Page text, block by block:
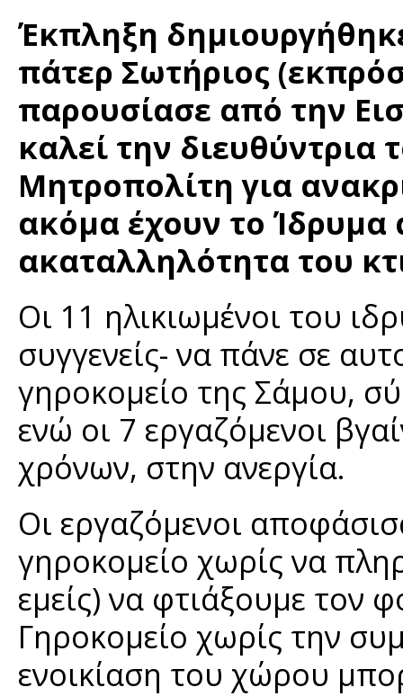
Έκπληξη
πάτερ Σωτήριος
παρουσίασε από την
καλεί την διευθύντρια
Μητροπολίτη για
ακόμα έχουν το Ίδρυμα
ακαταλληλότητα του
Οι 11 ηλικιωμένοι του
συγγενείς- να πάνε σε
γηροκομείο της Σάμου,
ενώ οι 7 εργαζόμενοι
χρόνων, στην ανεργία.
Οι εργαζόμενοι
γηροκομείο χωρίς να
εμείς) να φτιάξουμε τον
Γηροκομείο χωρίς την
ενοικίαση του χώρου